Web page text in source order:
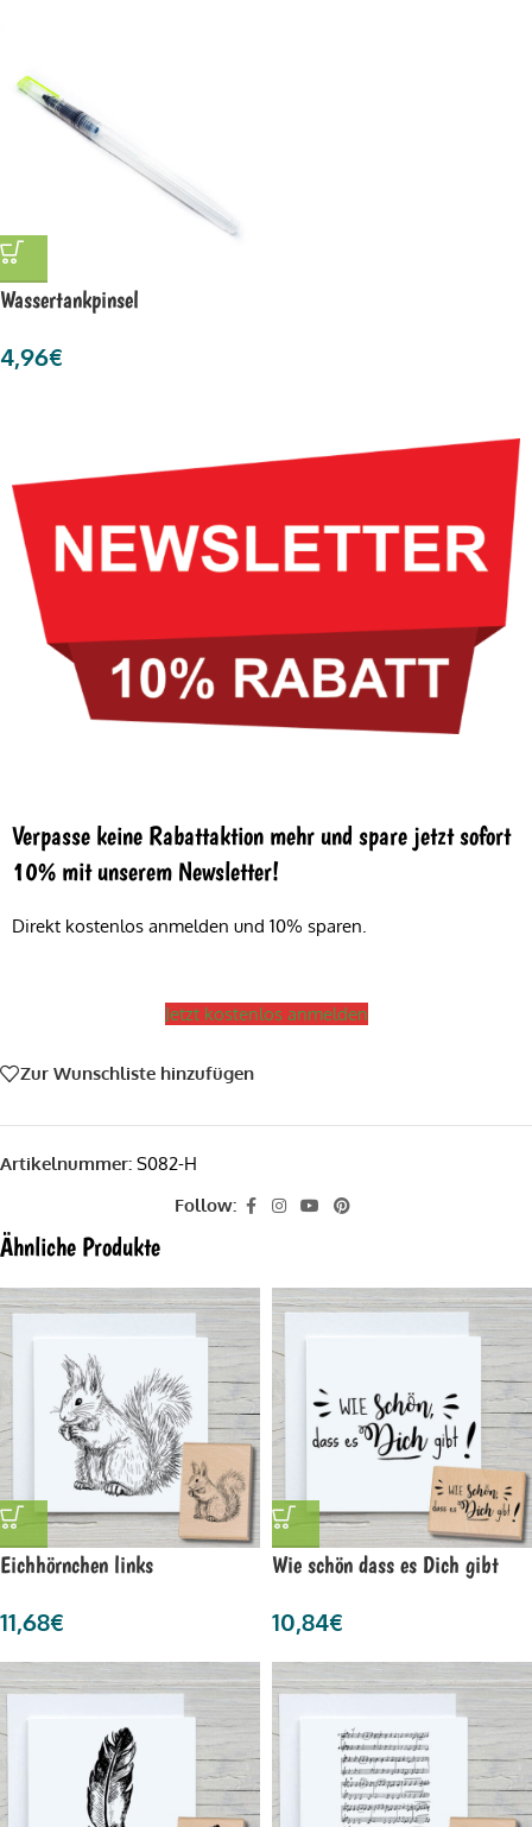
Wassertankpinsel
4,96€
Verpasse keine Rabattaktion mehr und spare jetzt sofort
10% mit unserem Newsletter!
Direkt kostenlos anmelden und 10% sparen.
Jetzt kostenlos anmelden
Zur Wunschliste hinzufügen
Artikelnummer: S082-H
Follow:
Ähnliche Produkte
Eichhörnchen links
11,68€
Wie schön dass es Dich gibt
10,84€